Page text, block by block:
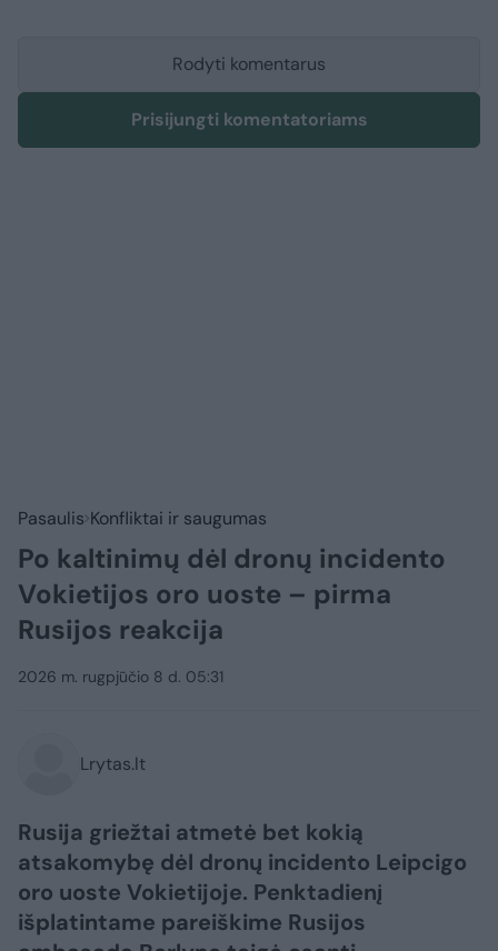
Rodyti komentarus
Prisijungti komentatoriams
Pasaulis Konfliktai ir saugumas
Po kaltinimų dėl dronų incidento
Vokietijos oro uoste – pirma
Rusijos reakcija
2026 m. rugpjūčio 8 d. 05:31
Lrytas.lt
Rusija griežtai atmetė bet kokią
atsakomybę dėl dronų incidento Leipcigo
oro uoste Vokietijoje. Penktadienį
išplatintame pareiškime Rusijos